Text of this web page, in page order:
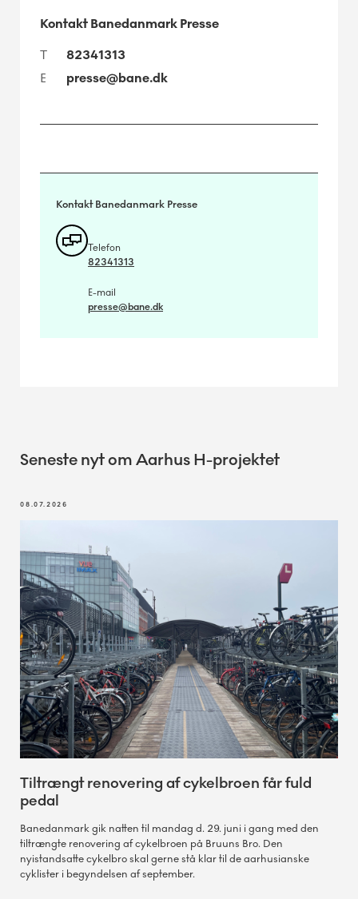
Kontakt Banedanmark Presse
T
82341313
E
presse@bane.dk
Kontakt Banedanmark Presse
Telefon
82341313
E-mail
presse@bane.dk
Seneste nyt om Aarhus H-projektet
08.07.2026
Tiltrængt renovering af cykelbroen får fuld
pedal
Banedanmark gik natten til mandag d. 29. juni i gang med den
tiltrængte renovering af cykelbroen på Bruuns Bro. Den
nyistandsatte cykelbro skal gerne stå klar til de aarhusianske
cyklister i begyndelsen af september.